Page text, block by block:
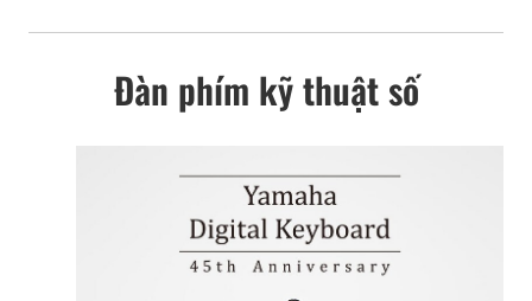
Đàn phím kỹ thuật số